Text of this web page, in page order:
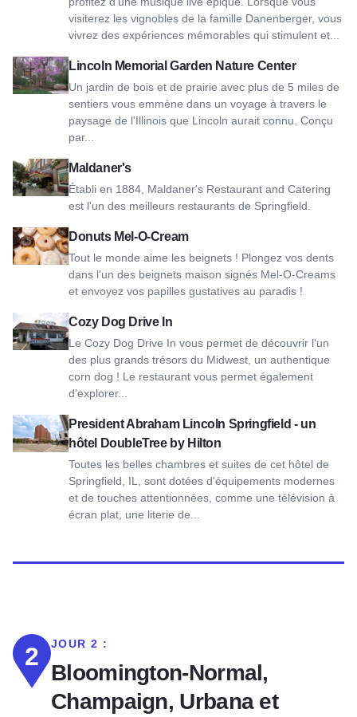
visiterez les vignobles de la famille Danenberger, vous
vivrez des expériences mémorables qui stimulent et...
Lincoln Memorial Garden Nature Center
Un jardin de bois et de prairie avec plus de 5 miles de
sentiers vous emmène dans un voyage à travers le
paysage de l'Illinois que Lincoln aurait connu. Conçu
par...
Voir Lincoln Memorial Garden Nature Center
Maldaner's
Établi en 1884, Maldaner's Restaurant and Catering
est l'un des meilleurs restaurants de Springfield.
Voir Maldaner's
Donuts Mel-O-Cream
Tout le monde aime les beignets ! Plongez vos dents
dans l'un des beignets maison signés Mel-O-Creams
et envoyez vos papilles gustatives au paradis !
Voir Mel-O-Cream Donuts
Cozy Dog Drive In
Le Cozy Dog Drive In vous permet de découvrir l'un
des plus grands trésors du Midwest, un authentique
corn dog ! Le restaurant vous permet également
d'explorer...
Voir Cozy Dog Drive In
President Abraham Lincoln Springfield - un
hôtel DoubleTree by Hilton
Toutes les belles chambres et suites de cet hôtel de
Springfield, IL, sont dotées d'équipements modernes
et de touches attentionnées, comme une télévision à
écran plat, une literie de...
Voir President Abraham Lincoln Springfield - a DoubleTree
2 JOUR 2 :
Bloomington-Normal,
Champaign, Urbana et